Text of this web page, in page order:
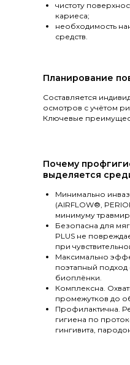
чистоту
кариеса;
необходимость
средств.
Планирование
Составляется
осмотров с учётом
Ключевые
Почему
выделяется
Минимально
(AIRFLOW®,
минимуму
Безопасна для
PLUS не
при
Максимально
поэтапный
биоплёнки.
Комплексна.
промежутков до
Профилактична.
гигиена по
гингивита,